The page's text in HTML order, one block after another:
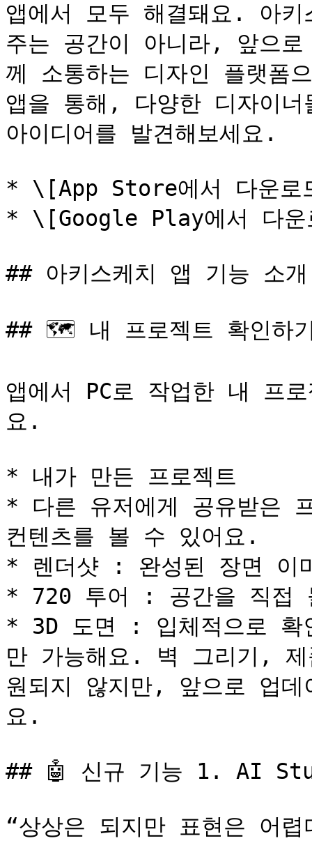
앱에서 모두 해결돼요. 아
주는 공간이 아니라, 앞으
께 소통하는 디자인 플랫폼
앱을 통해, 다양한 디자이
아이디어를 발견해보세요.
* \[App Store에서 다운로
* \[Google Play에서 다운
## 아키스케치 앱 기능 소개
## 🗺️ 내 프로젝트 확인하
앱에서 PC로 작업한 내 프
요.
* 내가 만든 프로젝트
* 다른 유저에게 공유받은
컨텐츠를 볼 수 있어요.
* 렌더샷 : 완성된 장면 이
* 720 투어 : 공간을 직접
* 3D 도면 : 입체적으로 확
만 가능해요. 벽 그리기,
원되지 않지만, 앞으로 업
요.
## 🤖 신규 기능 1. AI
“상상은 되지만 표현은 어